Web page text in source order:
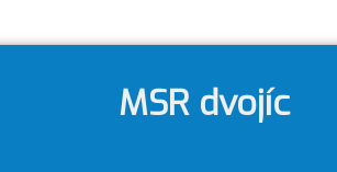
MSR dvojíc